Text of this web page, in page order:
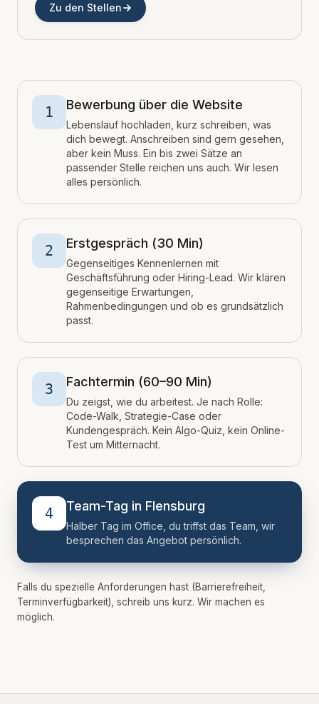
Zu den Stellen
1 Bewerbung über die Website
Lebenslauf hochladen, kurz schreiben, was
dich bewegt. Anschreiben sind gern gesehen,
aber kein Muss. Ein bis zwei Sätze an
passender Stelle reichen uns auch. Wir lesen
alles persönlich.
2 Erstgespräch (30 Min)
Gegenseitiges Kennenlernen mit
Geschäftsführung oder Hiring-Lead. Wir klären
gegenseitige Erwartungen,
Rahmenbedingungen und ob es grundsätzlich
passt.
3 Fachtermin (60–90 Min)
Du zeigst, wie du arbeitest. Je nach Rolle:
Code-Walk, Strategie-Case oder
Kundengespräch. Kein Algo-Quiz, kein Online-
Test um Mitternacht.
4 Team-Tag in Flensburg
Halber Tag im Office, du triffst das Team, wir
besprechen das Angebot persönlich.
Falls du spezielle Anforderungen hast (Barrierefreiheit,
Terminverfügbarkeit), schreib uns kurz. Wir machen es
möglich.